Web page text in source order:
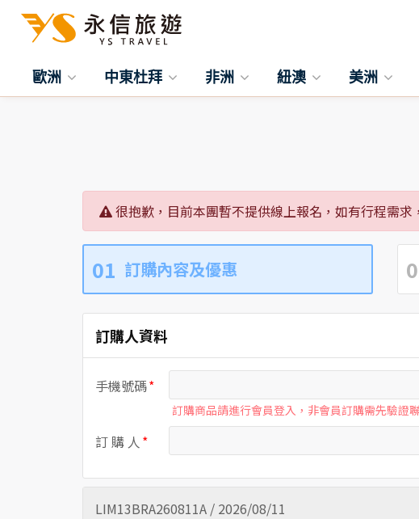
歐洲 中東杜拜 非洲 紐澳 美洲
很抱歉，目前本團暫不提供線上報名，如有行程需求
01 訂購內容及優惠
訂購人資料
手機號碼
訂購商品請進行會員登入，非會員訂購需先驗證
訂 購 人
LIM13BRA260811A / 2026/08/11